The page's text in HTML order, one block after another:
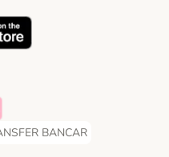
Method
Method
MethodBANCAR
BANCAR Payment